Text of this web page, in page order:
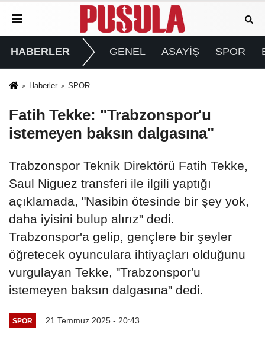
HABERLER GENEL ASAYİŞ SPOR
Haberler SPOR
Fatih Tekke: "Trabzonspor'u
istemeyen baksın dalgasına"
Trabzonspor Teknik Direktörü Fatih Tekke,
Saul Niguez transferi ile ilgili yaptığı
açıklamada, "Nasibin ötesinde bir şey yok,
daha iyisini bulup alırız" dedi.
Trabzonspor'a gelip, gençlere bir şeyler
öğretecek oyunculara ihtiyaçları olduğunu
vurgulayan Tekke, "Trabzonspor'u
istemeyen baksın dalgasına" dedi.
SPOR 21 Temmuz 2025 - 20:43